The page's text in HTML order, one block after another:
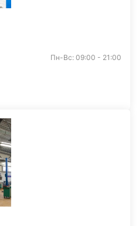
Пн-Вс: 09:00 - 21:00